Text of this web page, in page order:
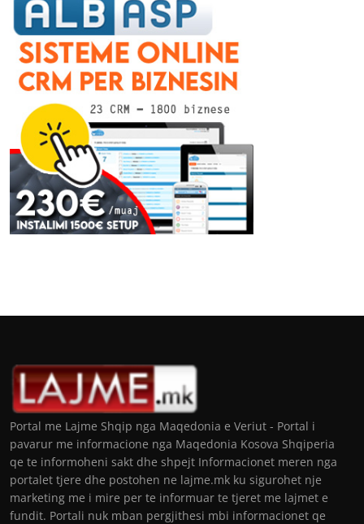
Portal me Lajme Shqip nga Maqedonia e Veriut - Portal i
pavarur me informacione nga Maqedonia Kosova Shqiperia
qe te informoheni sakt dhe shpejt Informacionet meren nga
portalet tjere dhe postohen ne lajme.mk ku sigurohet nje
marketing me i mire per te informuar te tjeret me lajmet e
fundit. Portali nuk mban pergjithesi mbi informacionet qe